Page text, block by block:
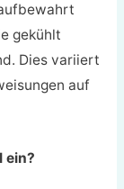
gekühlt
Dies variiert
auf
ein?